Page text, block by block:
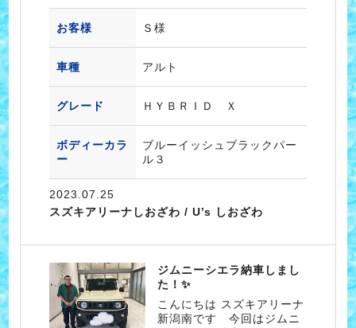
お客様 Ｓ様
車種 アルト
グレード ＨＹＢＲＩＤ Ｘ
ボディーカラ
ー
ブルーイッシュブラックパー
ル３
2023.07.25
スズキアリーナしおざわ / U’s しおざわ
ジムニーシエラ納車しまし
た！✨
こんにちは スズキアリーナ
新潟南です 今回はジムニ